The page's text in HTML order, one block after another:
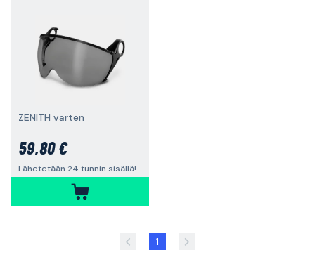
ZENITH varten
59,80 €
Lähetetään 24 tunnin sisällä!
1